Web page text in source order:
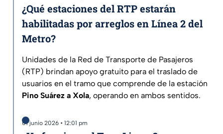
¿Qué estaciones del RTP estarán
habilitadas por arreglos en Línea 2 del
Metro?
Unidades de la Red de Transporte de Pasajeros
(RTP) brindan apoyo gratuito para el traslado de
usuarios en el tramo que comprende de la estación
Pino Suárez a Xola, operando en ambos sentidos.
01 junio 2026 • 12:01 pm